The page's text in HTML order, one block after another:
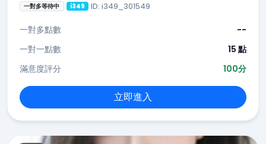
一對多等待中 i349 ID: i349_301549
一對多點數
--
一對一點數
15 點
滿意度評分
100分
立即進入